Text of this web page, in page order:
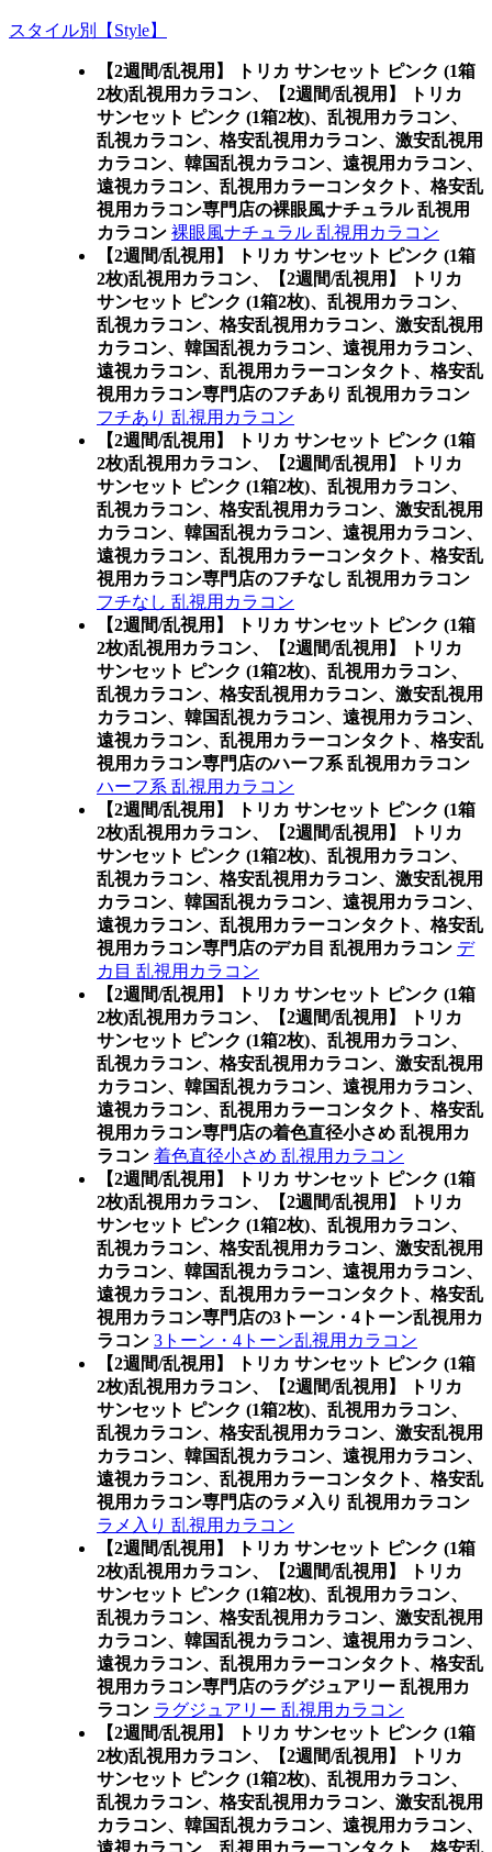
スタイル別【Style】
【2週間/乱視用】 トリカ サンセット ピンク (1箱
2枚)乱視用カラコン、
【2週間/乱視用】 トリカ
サンセット ピンク (1箱2枚)、乱視用カラコン、
乱視カラコン、格安乱視用カラコン、激安乱視用
カラコン、韓国乱視カラコン、遠視用カラコン、
遠視カラコン、乱視用カラーコンタクト、格安乱
視用カラコン専門店の裸眼風ナチュラル 乱視用
カラコン 裸眼風ナチュラル 乱視用カラコン
【2週間/乱視用】 トリカ サンセット ピンク (1箱
2枚)乱視用カラコン、
【2週間/乱視用】 トリカ
サンセット ピンク (1箱2枚)、乱視用カラコン、
乱視カラコン、格安乱視用カラコン、激安乱視用
カラコン、韓国乱視カラコン、遠視用カラコン、
遠視カラコン、乱視用カラーコンタクト、格安乱
視用カラコン専門店のフチあり 乱視用カラコン
フチあり 乱視用カラコン
【2週間/乱視用】 トリカ サンセット ピンク (1箱
2枚)乱視用カラコン、
【2週間/乱視用】 トリカ
サンセット ピンク (1箱2枚)、乱視用カラコン、
乱視カラコン、格安乱視用カラコン、激安乱視用
カラコン、韓国乱視カラコン、遠視用カラコン、
遠視カラコン、乱視用カラーコンタクト、格安乱
視用カラコン専門店のフチなし 乱視用カラコン
フチなし 乱視用カラコン
【2週間/乱視用】 トリカ サンセット ピンク (1箱
2枚)乱視用カラコン、
【2週間/乱視用】 トリカ
サンセット ピンク (1箱2枚)、乱視用カラコン、
乱視カラコン、格安乱視用カラコン、激安乱視用
カラコン、韓国乱視カラコン、遠視用カラコン、
遠視カラコン、乱視用カラーコンタクト、格安乱
視用カラコン専門店のハーフ系 乱視用カラコン
ハーフ系 乱視用カラコン
【2週間/乱視用】 トリカ サンセット ピンク (1箱
2枚)乱視用カラコン、
【2週間/乱視用】 トリカ
サンセット ピンク (1箱2枚)、乱視用カラコン、
乱視カラコン、格安乱視用カラコン、激安乱視用
カラコン、韓国乱視カラコン、遠視用カラコン、
遠視カラコン、乱視用カラーコンタクト、格安乱
視用カラコン専門店のデカ目 乱視用カラコン デ
カ目 乱視用カラコン
【2週間/乱視用】 トリカ サンセット ピンク (1箱
2枚)乱視用カラコン、
【2週間/乱視用】 トリカ
サンセット ピンク (1箱2枚)、乱視用カラコン、
乱視カラコン、格安乱視用カラコン、激安乱視用
カラコン、韓国乱視カラコン、遠視用カラコン、
遠視カラコン、乱視用カラーコンタクト、格安乱
視用カラコン専門店の着色直径小さめ 乱視用カ
ラコン 着色直径小さめ 乱視用カラコン
【2週間/乱視用】 トリカ サンセット ピンク (1箱
2枚)乱視用カラコン、
【2週間/乱視用】 トリカ
サンセット ピンク (1箱2枚)、乱視用カラコン、
乱視カラコン、格安乱視用カラコン、激安乱視用
カラコン、韓国乱視カラコン、遠視用カラコン、
遠視カラコン、乱視用カラーコンタクト、格安乱
視用カラコン専門店の3トーン・4トーン乱視用カ
ラコン 3トーン・4トーン乱視用カラコン
【2週間/乱視用】 トリカ サンセット ピンク (1箱
2枚)乱視用カラコン、
【2週間/乱視用】 トリカ
サンセット ピンク (1箱2枚)、乱視用カラコン、
乱視カラコン、格安乱視用カラコン、激安乱視用
カラコン、韓国乱視カラコン、遠視用カラコン、
遠視カラコン、乱視用カラーコンタクト、格安乱
視用カラコン専門店のラメ入り 乱視用カラコン
ラメ入り 乱視用カラコン
【2週間/乱視用】 トリカ サンセット ピンク (1箱
2枚)乱視用カラコン、
【2週間/乱視用】 トリカ
サンセット ピンク (1箱2枚)、乱視用カラコン、
乱視カラコン、格安乱視用カラコン、激安乱視用
カラコン、韓国乱視カラコン、遠視用カラコン、
遠視カラコン、乱視用カラーコンタクト、格安乱
視用カラコン専門店のラグジュアリー 乱視用カ
ラコン ラグジュアリー 乱視用カラコン
【2週間/乱視用】 トリカ サンセット ピンク (1箱
2枚)乱視用カラコン、
【2週間/乱視用】 トリカ
サンセット ピンク (1箱2枚)、乱視用カラコン、
乱視カラコン、格安乱視用カラコン、激安乱視用
カラコン、韓国乱視カラコン、遠視用カラコン、
遠視カラコン、乱視用カラーコンタクト、格安乱